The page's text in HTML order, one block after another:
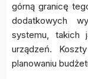
górną granicę
dodatkowych
systemu, takich
urządzeń.
planowaniu